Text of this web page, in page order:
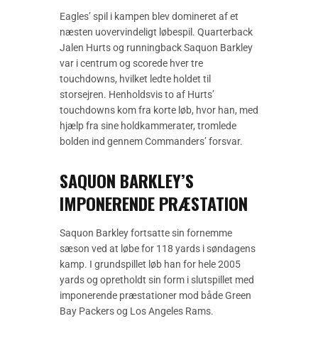
Eagles’ spil i kampen blev domineret af et
næsten uovervindeligt løbespil. Quarterback
Jalen Hurts og runningback Saquon Barkley
var i centrum og scorede hver tre
touchdowns, hvilket ledte holdet til
storsejren. Henholdsvis to af Hurts’
touchdowns kom fra korte løb, hvor han, med
hjælp fra sine holdkammerater, tromlede
bolden ind gennem Commanders’ forsvar.
SAQUON BARKLEY’S
IMPONERENDE PRÆSTATION
Saquon Barkley fortsatte sin fornemme
sæson ved at løbe for 118 yards i søndagens
kamp. I grundspillet løb han for hele 2005
yards og opretholdt sin form i slutspillet med
imponerende præstationer mod både Green
Bay Packers og Los Angeles Rams.